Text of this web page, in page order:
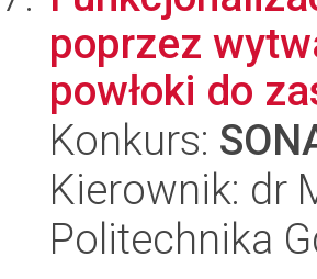
poprzez
powłoki do
Konkurs:
Kierownik: dr
Politechnika